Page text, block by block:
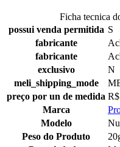
Ficha tecnica
possui venda permitida S
fabricante
fabricante
exclusivo
N
meli_shipping_mode
preço por un de medida
Marca
Modelo
Peso do Produto